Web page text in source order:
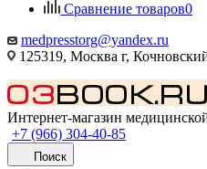
Сравнение товаров0
medpresstorg@yandex.ru
125319, Москва г,
Интернет-магазин
+7 (966) 304-40-85
Поиск